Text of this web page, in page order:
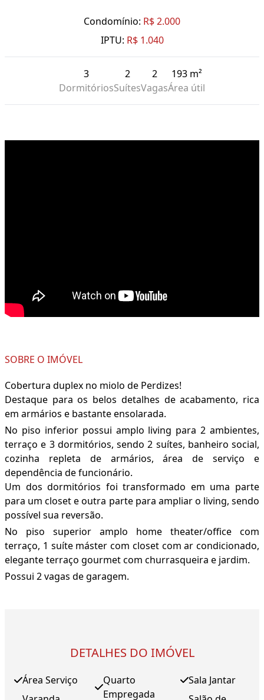
Condomínio: R$ 2.000
IPTU: R$ 1.040
3
Dormitórios
2
Suítes
2
Vagas
193 m²
Área útil
SOBRE O IMÓVEL
Cobertura duplex no miolo de Perdizes!
Destaque para os belos detalhes de acabamento, rica
em armários e bastante ensolarada.
No piso inferior possui amplo living para 2 ambientes,
terraço e 3 dormitórios, sendo 2 suítes, banheiro social,
cozinha repleta de armários, área de serviço e
dependência de funcionário.
Um dos dormitórios foi transformado em uma parte
para um closet e outra parte para ampliar o living, sendo
possível sua reversão.
No piso superior amplo home theater/office com
terraço, 1 suíte máster com closet com ar condicionado,
elegante terraço gourmet com churrasqueira e jardim.
Possui 2 vagas de garagem.
DETALHES DO IMÓVEL
Área Serviço
Quarto
Empregada
Sala Jantar